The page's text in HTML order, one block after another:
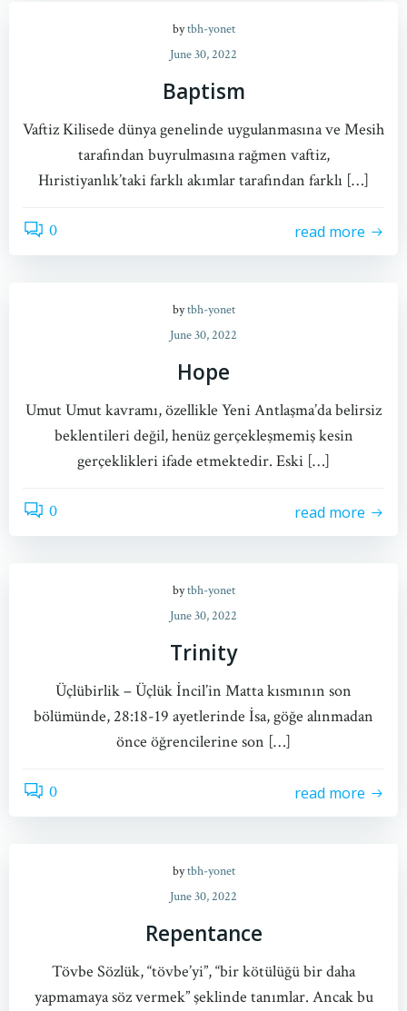
bytbh-yonet
June 30, 2022
Baptism
Vaftiz Kilisede dünya genelinde uygulanmasına ve Mesih
tarafından buyrulmasına rağmen vaftiz,
Hıristiyanlık’taki farklı akımlar tarafından farklı […]
0 read more
bytbh-yonet
June 30, 2022
Hope
Umut Umut kavramı, özellikle Yeni Antlaşma’da belirsiz
beklentileri değil, henüz gerçekleşmemiş kesin
gerçeklikleri ifade etmektedir. Eski […]
0 read more
bytbh-yonet
June 30, 2022
Trinity
Üçlübirlik – Üçlük İncil’in Matta kısmının son
bölümünde, 28:18-19 ayetlerinde İsa, göğe alınmadan
önce öğrencilerine son […]
0 read more
bytbh-yonet
June 30, 2022
Repentance
Tövbe Sözlük, “tövbe’yi”, “bir kötülüğü bir daha
yapmamaya söz vermek” şeklinde tanımlar. Ancak bu